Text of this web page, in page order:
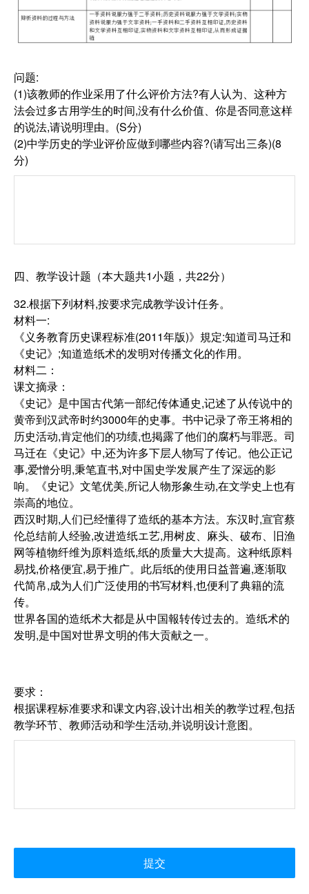
问题:
(1)该教师的作业采用了什么评价方法?有人认为、这种方
法会过多古用学生的时间,没有什么价值、你是否同意这样
的说法,请说明理由。(S分)
(2)中学历史的学业评价应做到哪些内容?(请写出三条)(8
分)
四、教学设计题（本大题共1小题，共22分）
32.根据下列材料,按要求完成教学设计任务。
材料一:
《义务教育历史课程标准(2011年版)》規定:知道司马迁和
《史记》;知道造纸术的发明对传播文化的作用。
材料二：
课文摘录：
《史记》是中国古代第一部纪传体通史,记述了从传说中的
黄帝到汉武帝时约3000年的史事。书中记录了帝王将相的
历史活动,肯定他们的功绩,也掲露了他们的腐朽与罪恶。司
马迁在《史记》中,还为许多下层人物写了传记。他公正记
事,爱憎分明,秉笔直书,对中国史学发展产生了深远的影
响。《史记》文笔优美,所记人物形象生动,在文学史上也有
崇高的地位。
西汉时期,人们已经懂得了造纸的基本方法。东汉时,宣官蔡
伦总结前人经验,改进造纸エ艺,用树皮、麻头、破布、旧渔
网等植物纤维为原料造纸,纸的质量大大提高。这种纸原料
易找,价格便宜,易于推广。此后纸的使用日益普遍,逐渐取
代简帛,成为人们广泛使用的书写材料,也便利了典籍的流
传。
世界各国的造纸术大都是从中国報转传过去的。造纸术的
发明,是中国对世界文明的伟大贡献之一。
要求：
根据课程标准要求和课文内容,设计出相关的教学过程,包括
教学环节、教师活动和学生活动,并说明设计意图。
提交